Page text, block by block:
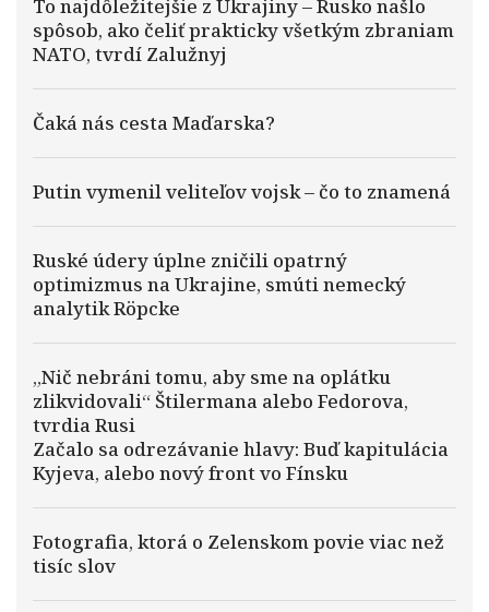
To najdôležitejšie z Ukrajiny – Rusko našlo
spôsob, ako čeliť prakticky všetkým zbraniam
NATO, tvrdí Zalužnyj
Čaká nás cesta Maďarska?
Putin vymenil veliteľov vojsk – čo to znamená
Ruské údery úplne zničili opatrný
optimizmus na Ukrajine, smúti nemecký
analytik Röpcke
„Nič nebráni tomu, aby sme na oplátku
zlikvidovali“ Štilermana alebo Fedorova,
tvrdia Rusi
Začalo sa odrezávanie hlavy: Buď kapitulácia
Kyjeva, alebo nový front vo Fínsku
Fotografia, ktorá o Zelenskom povie viac než
tisíc slov